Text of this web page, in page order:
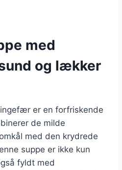
med
og lækker
er en forfriskende
de milde
med den krydrede
suppe er ikke kun
fyldt med